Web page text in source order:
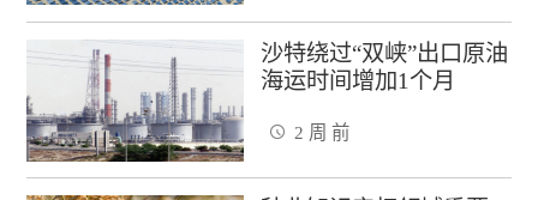
沙特绕过“双峡”出口原油
海运时间增加1个月
2 周 前